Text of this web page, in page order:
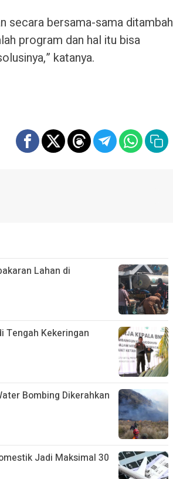
secara bersama-sama ditambah
program dan hal itu bisa
katanya.
Lahan di
Tengah Kekeringan
Bombing Dikerahkan
Jadi Maksimal 30